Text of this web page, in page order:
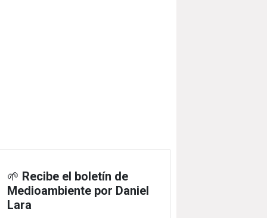
🌱 Recibe el boletín de
Medioambiente por Daniel
Lara